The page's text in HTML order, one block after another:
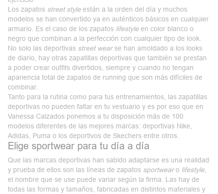
Los zapatos street style están a la orden del día y muchos
modelos se han convertido ya en auténticos básicos en cualquier
armario. Es el caso de loszapatos lifestyleen color blanco o
negro que combinan a la perfección con cualquier tipo de look.
No solo las deportivas street wearse han amoldado a los looks
de diario, hay otras zapatillas deportivas que también se prestan
a poder crear outfits divertidos, siempre y cuando no tengan
apariencia total de zapatos de running que son más difíciles de
combinar.
Tanto para la rutina como para tus entrenamientos, las zapatillas
deportivas no pueden faltar en tu vestuario y es por eso que en
Vanessa Calzados ponemos a tu disposición más de 100
modelos diferentes de las mejores marcas:deportivas Nike
Adidas, Puma o los deportivos de Skechers entre otros.
Elige sportwear para tu día a día
Que las marcas deportivas han sabido adaptarse es una realidad
y prueba de ellos son las líneas de zapatos sportwearo lifestyle
el nombre que se use puede variar según la firma. Las hay de
todas las formas y tamaños, fabricadas en distintos materiales y